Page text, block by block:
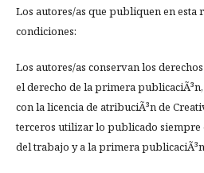
Los autores/as que publiquen en esta
condiciones:
Los autores/as conservan los
el derecho de la primera
con la licencia de atribuciÃ³n de
terceros utilizar lo publicado siempre
del trabajo y a la primera